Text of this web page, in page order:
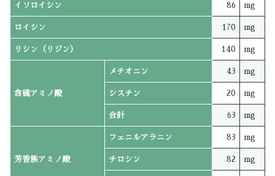
イソロイシン 86 mg
ロイシン 170 mg
リシン（リジン） 140 mg
含硫アミノ酸
メチオニン 43 mg
シスチン 20 mg
合計 63 mg
芳香族アミノ酸
フェニルアラニン 83 mg
チロシン 82 mg